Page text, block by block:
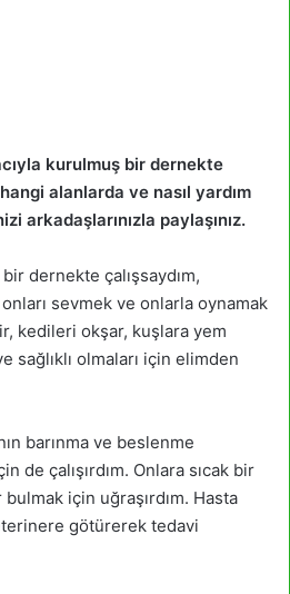
kurulmuş bir dernekte
alanlarda ve nasıl yardım
arkadaşlarınızla paylaşınız.
dernekte çalışsaydım,
sevmek ve onlarla oynamak
kedileri okşar, kuşlara yem
sağlıklı olmaları için elimden
barınma ve beslenme
de çalışırdım. Onlara sıcak bir
için uğraşırdım. Hasta
götürerek tedavi